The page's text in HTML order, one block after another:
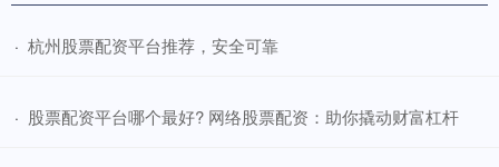
· ​杭州股票配资平台推荐，安全可靠
· ​股票配资平台哪个最好? 网络股票配资：助你撬动财富杠杆